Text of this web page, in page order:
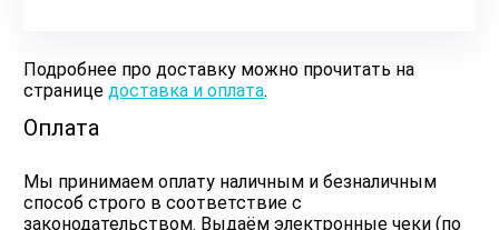
Подробнее про доставку можно прочитать на
страницедоставка и оплата.
Оплата
Мы принимаем оплату наличным и безналичным
способ строго в соответствие с
законодательством. Выдаём электронные чеки (по